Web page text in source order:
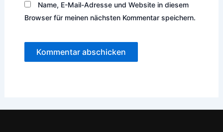
Name, E-Mail-Adresse und Website in diesem
Browser für meinen nächsten Kommentar speichern.